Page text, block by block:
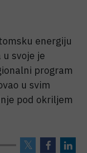
energiju
svoje je
program
u svim
pod okriljem